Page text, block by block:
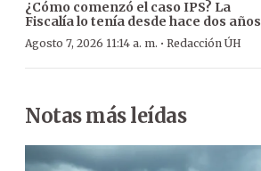
¿Cómo comenzó el caso IPS? La
Fiscalía lo tenía desde hace dos años
Agosto 7, 2026 11:14 a. m. · Redacción ÚH
Notas más leídas